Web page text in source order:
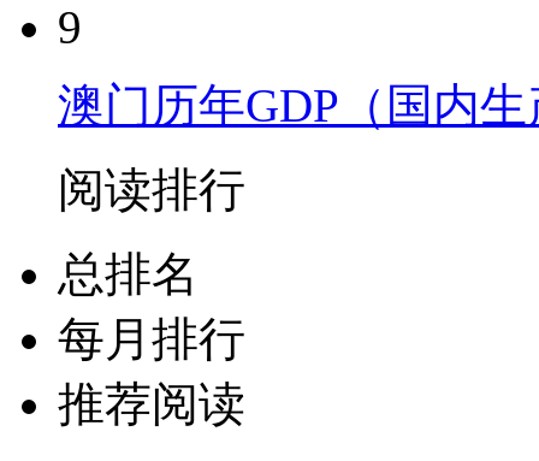
9
澳门历年GDP（国内
阅读排行
总排名
每月排行
推荐阅读